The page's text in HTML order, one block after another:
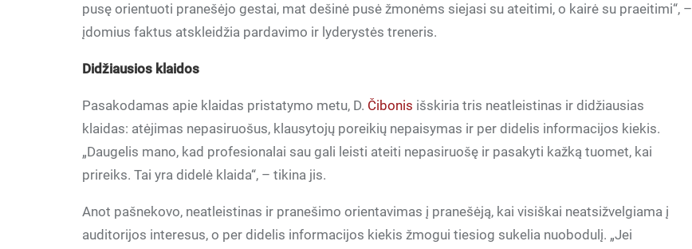
pusę orientuoti pranešėjo gestai, mat dešinė pusė žmonėms siejasi su ateitimi, o kairė su praeitimi“, –
įdomius faktus atskleidžia pardavimo ir lyderystės treneris.
Didžiausios klaidos
Pasakodamas apie klaidas pristatymo metu, D. Čibonis išskiria tris neatleistinas ir didžiausias
klaidas: atėjimas nepasiruošus, klausytojų poreikių nepaisymas ir per didelis informacijos kiekis.
„Daugelis mano, kad profesionalai sau gali leisti ateiti nepasiruošę ir pasakyti kažką tuomet, kai
prireiks. Tai yra didelė klaida“, – tikina jis.
Anot pašnekovo, neatleistinas ir pranešimo orientavimas į pranešėją, kai visiškai neatsižvelgiama į
auditorijos interesus, o per didelis informacijos kiekis žmogui tiesiog sukelia nuobodulį. „Jei